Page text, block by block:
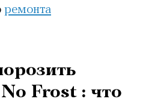
ремонта
Frost : что